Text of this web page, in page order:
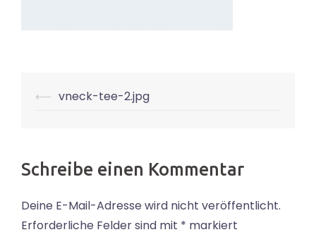
Beitrags-
⟵ vneck-tee-2.jpg
Schreibe einen Kommentar
Deine E-Mail-Adresse wird nicht veröffentlicht.
Erforderliche Felder sind mit * markiert